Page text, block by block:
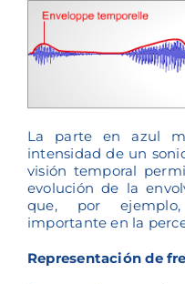
La parte en azul
intensidad de un
visión temporal
evolución de la
que, por
importante en la
Representación de